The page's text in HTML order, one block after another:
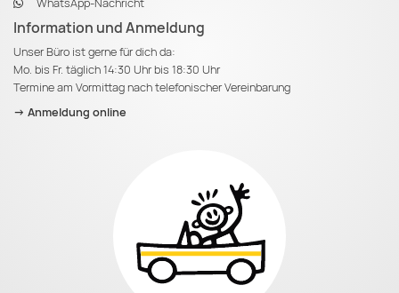
WhatsApp-Nachricht
Information und Anmeldung
Unser Büro ist gerne für dich da:
Mo. bis Fr. täglich 14:30 Uhr bis 18:30 Uhr
Termine am Vormittag nach telefonischer Vereinbarung
-> Anmeldung online